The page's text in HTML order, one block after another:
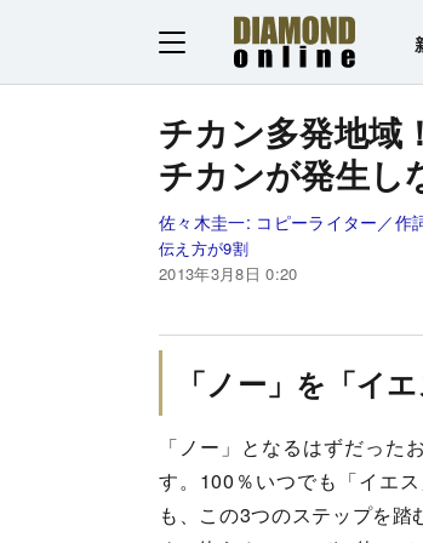
チカン多発地域
チカンが発生し
佐々木圭一: コピーライター／作
伝え方が9割
2013年3月8日 0:20
「ノー」を「イ
「ノー」となるはずだっ
す。100％いつでも「イエ
も、この3つのステップを